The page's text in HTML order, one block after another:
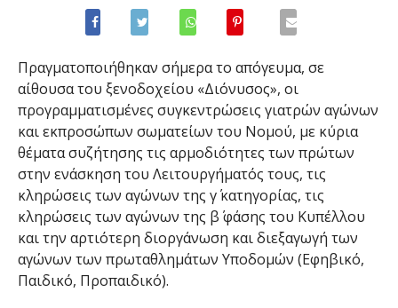
Πραγματοποιήθηκαν σήμερα το απόγευμα, σε
αίθουσα του ξενοδοχείου «Διόνυσος», οι
προγραμματισμένες συγκεντρώσεις γιατρών αγώνων
και εκπροσώπων σωματείων του Νομού, με κύρια
θέματα συζήτησης τις αρμοδιότητες των πρώτων
στην ενάσκηση του Λειτουργήματός τους, τις
κληρώσεις των αγώνων της γ΄ κατηγορίας, τις
κληρώσεις των αγώνων της β΄ φάσης του Κυπέλλου
και την αρτιότερη διοργάνωση και διεξαγωγή των
αγώνων των πρωταθλημάτων Υποδομών (Εφηβικό,
Παιδικό, Προπαιδικό).